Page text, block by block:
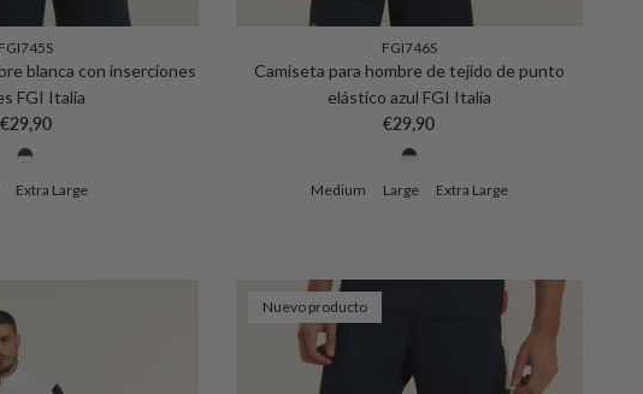
FGI745S
blanca con inserciones
FGI Italia
Precio normal
€29,90
Extra Large
FGI746S
Camiseta para hombre de tejido de punto
elástico azul FGI Italia
Precio normal
€29,90
Medium Large Extra Large
Nuevo producto